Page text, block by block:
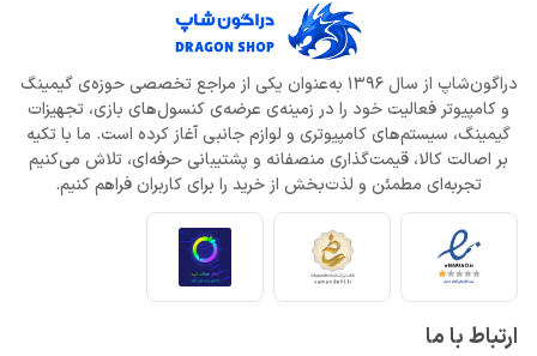
دراگون‌شاپ از سال 1396 به‌عنوان یکی از مراجع تخصصی حوزه‌ی گیمینگ
و کامپیوتر فعالیت خود را در زمینه‌ی عرضه‌ی کنسول‌های بازی، تجهیزات
گیمینگ، سیستم‌های کامپیوتری و لوازم جانبی آغاز کرده است. ما با تکیه
بر اصالت کالا، قیمت‌گذاری منصفانه و پشتیبانی حرفه‌ای، تلاش می‌کنیم
تجربه‌ای مطمئن و لذت‌بخش از خرید را برای کاربران فراهم کنیم.
ارتباط با ما